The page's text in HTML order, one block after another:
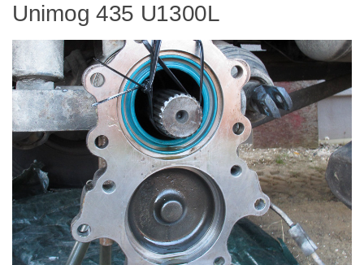
Unimog 435 U1300L